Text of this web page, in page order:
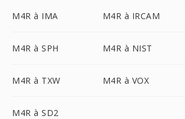
M4R à IMA M4R à IRCAM
M4R à SPH M4R à NIST
M4R à TXW M4R à VOX
M4R à SD2